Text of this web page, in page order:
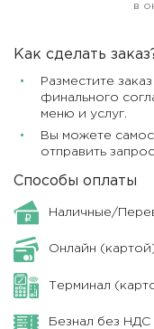
в
Как сделать
Разместите
финального
меню и услуг.
Вы можете
отправить
Способы оплаты
Наличные/
Онлайн
Терминал
Безнал без НДС